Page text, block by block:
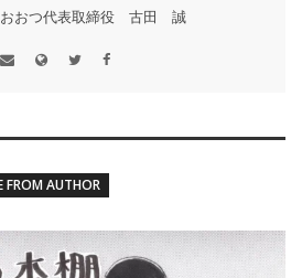
おおつ代表取締役 古田 誠
FROM AUTHOR